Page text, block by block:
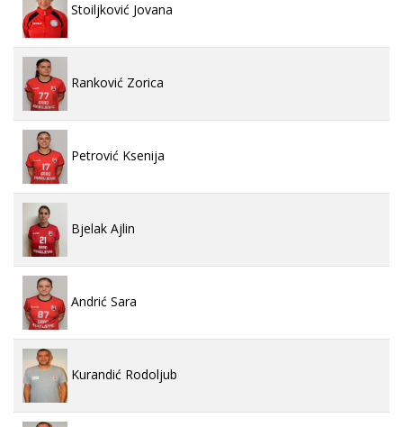
Stoiljković Jovana
Ranković Zorica
Petrović Ksenija
Bjelak Ajlin
Andrić Sara
Kurandić Rodoljub